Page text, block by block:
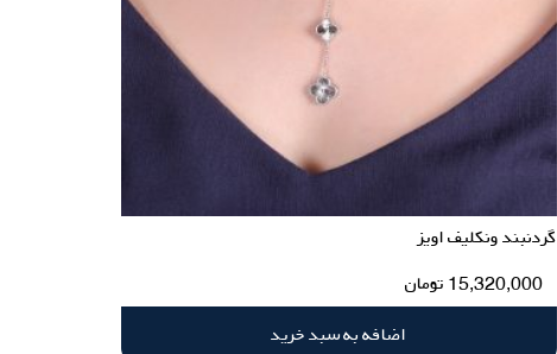
گردنبند ونکلیف اویز
15,320,000 تومان
اضافه به سبد خرید